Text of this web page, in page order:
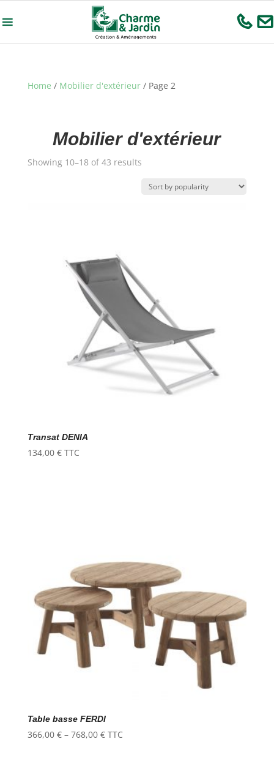
Home / Mobilier d'extérieur/ Page 2
Mobilier d'extérieur
Showing 10–18 of 43 results
Transat DENIA
134,00 € TTC
Table basse FERDI
366,00 €– 768,00 € TTC